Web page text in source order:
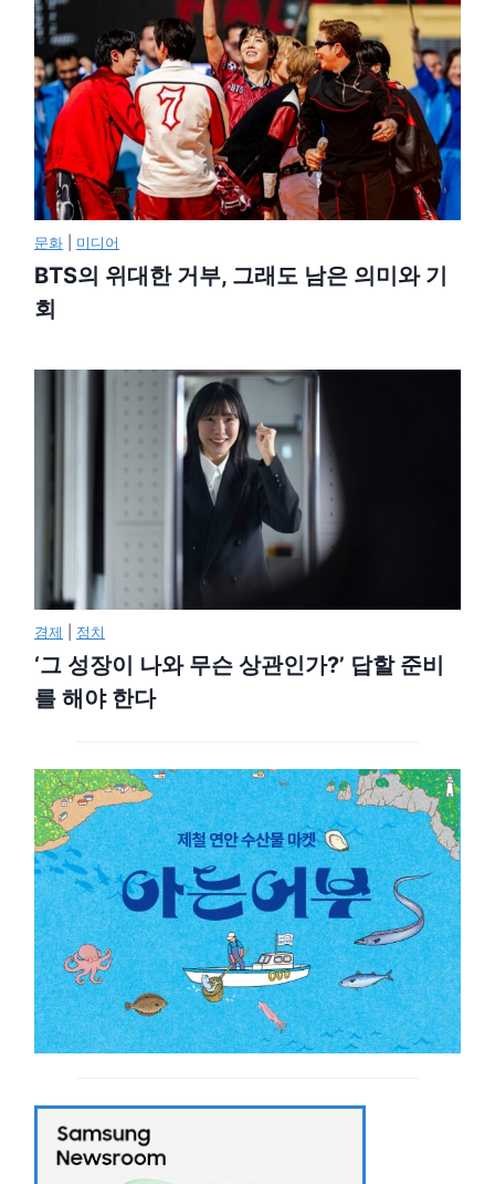
문화 미디어
BTS의 위대한 거부, 그래도 남은 의미와 기
회
경제 정치
‘그 성장이 나와 무슨 상관인가?’ 답할 준비
를 해야 한다